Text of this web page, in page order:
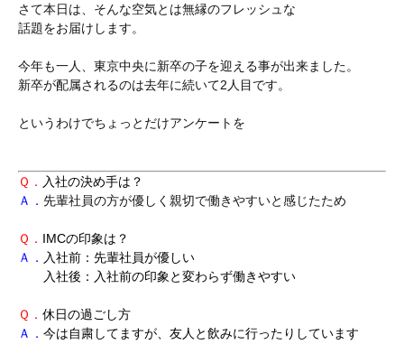
さて本日は、そんな空気とは無縁のフレッシュな
話題をお届けします。
今年も一人、東京中央に新卒の子を迎える事が出来ました。
新卒が配属されるのは去年に続いて2人目です。
というわけでちょっとだけアンケートを
Ｑ． 入社の決め手は？
Ａ． 先輩社員の方が優しく親切で働きやすいと感じたため
Ｑ． IMCの印象は？
Ａ． 入社前：先輩社員が優しい
入社後：入社前の印象と変わらず働きやすい
Ｑ． 休日の過ごし方
Ａ． 今は自粛してますが、友人と飲みに行ったりしています